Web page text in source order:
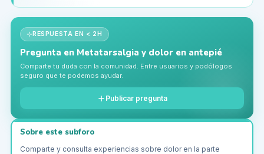
incorrecta. Te…
RESPUESTA EN < 2H
Pregunta en Metatarsalgia y dolor en antepié
Comparte tu duda con la comunidad. Entre usuarios y podólogos
seguro que te podemos ayudar.
Publicar pregunta
Sobre este subforo
Comparte y consulta experiencias sobre dolor en la parte